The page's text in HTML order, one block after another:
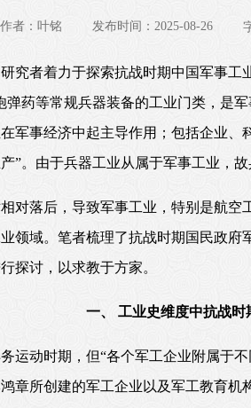
作者：叶铭 发布时间：2025-08-26
究者着力于探索抗战时期中国军事
药等常规兵器装备的工业门类，是
军事经济中起主导作用；包括企业
”。由于兵器工业从属于军事工业，
对落后，导致军事工业，特别是航
领域。笔者梳理了抗战时期国民政
探讨，以求教于方家。
一、 工业史维度中抗战
运动时期，但“各个军工企业附属于
章所创建的军工企业以及军工教育